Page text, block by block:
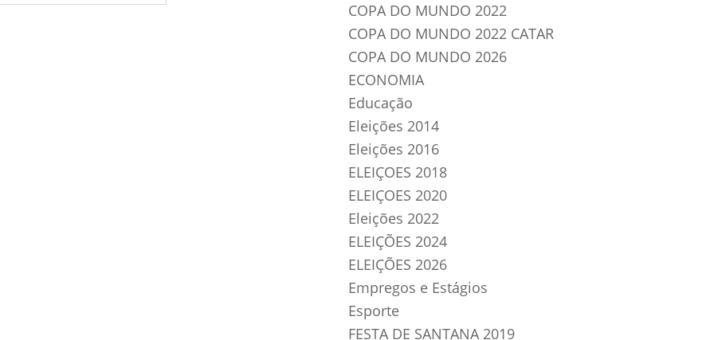
COPA DO MUNDO 2022
COPA DO MUNDO 2022 CATAR
COPA DO MUNDO 2026
ECONOMIA
Educação
Eleições 2014
Eleições 2016
ELEIÇOES 2018
ELEIÇOES 2020
Eleições 2022
ELEIÇÕES 2024
ELEIÇÕES 2026
Empregos e Estágios
Esporte
FESTA DE SANTANA 2019